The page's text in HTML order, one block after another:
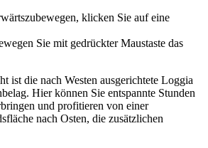
klicken Sie auf eine
Sie mit gedrückter Maustaste das
ist die nach Westen ausgerichtete Loggia
Hier können Sie entspannte Stunden
und profitieren von einer
nach Osten, die zusätzlichen